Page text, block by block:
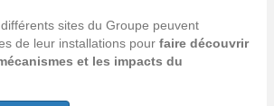
sites du Groupe peuvent
de leur installations pour faire découvrir
et les impacts du